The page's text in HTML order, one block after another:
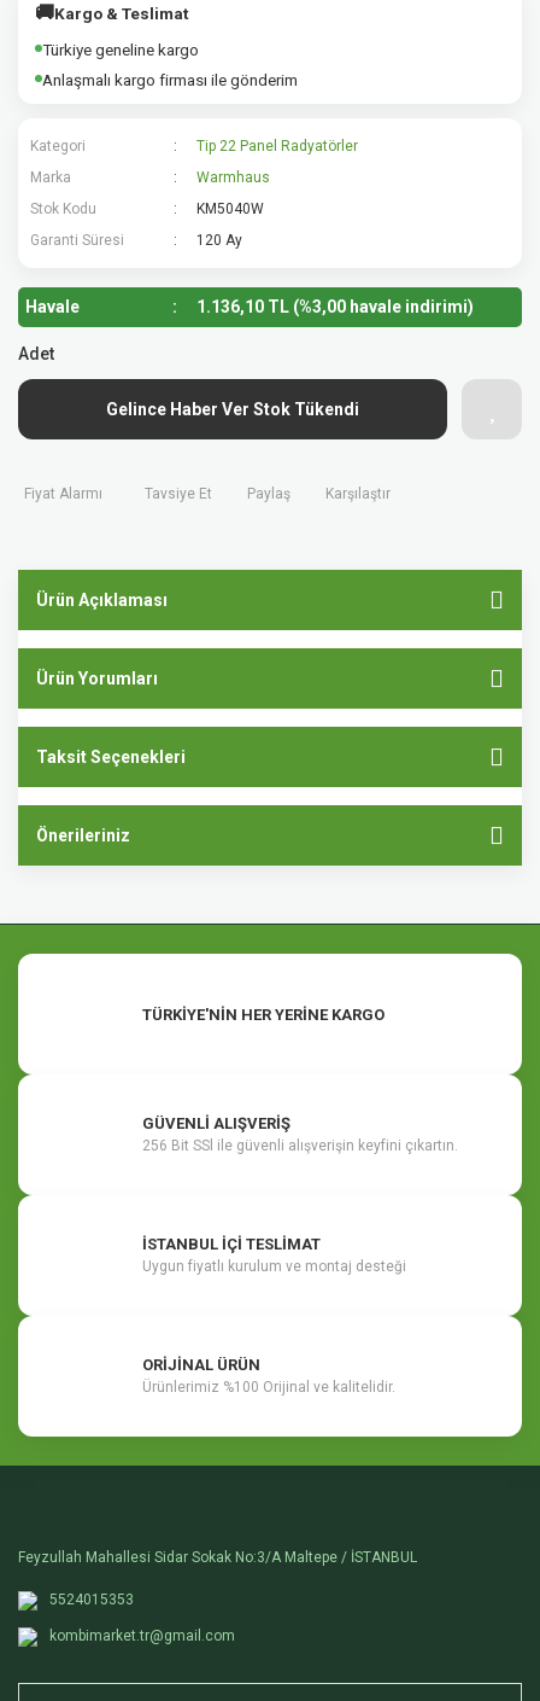
🚚Kargo & Teslimat
Türkiye geneline kargo
Anlaşmalı kargo firması ile gönderim
Kategori
Tip 22 Panel Radyatörler
Marka
Warmhaus
Stok Kodu
KM5040W
Garanti Süresi
120 Ay
Havale 1.136,10 TL (%3,00 havale indirimi)
Adet
Gelince Haber Ver Stok Tükendi
Fiyat Alarmı Tavsiye Et Paylaş Karşılaştır
Ürün Açıklaması
Ürün Yorumları
Taksit Seçenekleri
Önerileriniz
TÜRKİYE'NİN HER YERİNE KARGO
GÜVENLİ ALIŞVERİŞ
256 Bit SSl ile güvenli alışverişin keyfini çıkartın.
İSTANBUL İÇİ TESLİMAT
Uygun fiyatlı kurulum ve montaj desteği
ORİJİNAL ÜRÜN
Ürünlerimiz %100 Orijinal ve kalitelidir.
Feyzullah Mahallesi Sidar Sokak No:3/A Maltepe / İSTANBUL
5524015353
kombimarket.tr@gmail.com